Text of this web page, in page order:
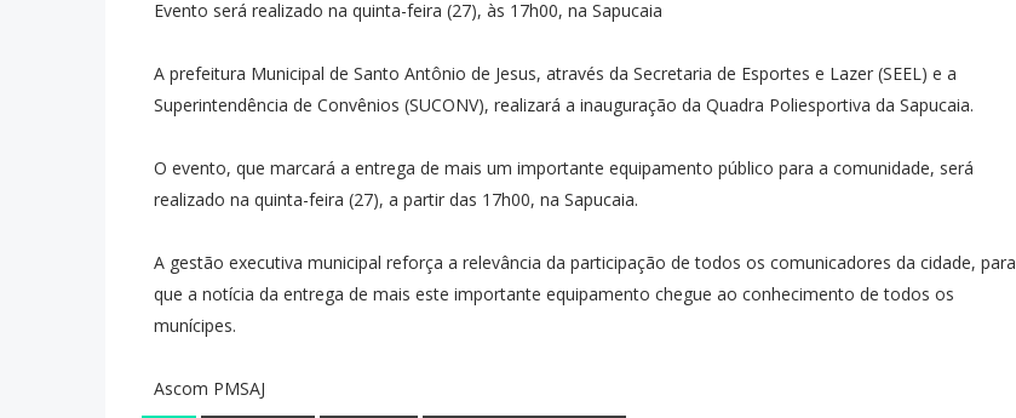
Evento será realizado na quinta-feira (27), às 17h00, na Sapucaia
A prefeitura Municipal de Santo Antônio de Jesus, através da Secretaria de Esportes e Lazer (SEEL) e a
Superintendência de Convênios (SUCONV), realizará a inauguração da Quadra Poliesportiva da Sapucaia.
O evento, que marcará a entrega de mais um importante equipamento público para a comunidade, será
realizado na quinta-feira (27), a partir das 17h00, na Sapucaia.
A gestão executiva municipal reforça a relevância da participação de todos os comunicadores da cidade, para
que a notícia da entrega de mais este importante equipamento chegue ao conhecimento de todos os
munícipes.
Ascom PMSAJ